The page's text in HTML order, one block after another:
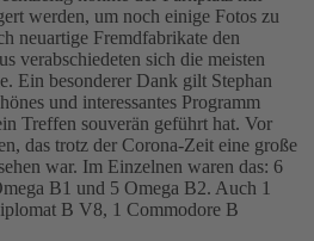
werden, um noch einige Fotos zu
neuartige Fremdfabrikate den
verabschiedeten sich die meisten
Ein besonderer Dank gilt Stephan
und interessantes Programm
Treffen souverän geführt hat. Vor
das trotz der Corona-Zeit eine große
war. Im Einzelnen waren das: 6
B1 und 5 Omega B2. Auch 1
B V8, 1 Commodore B